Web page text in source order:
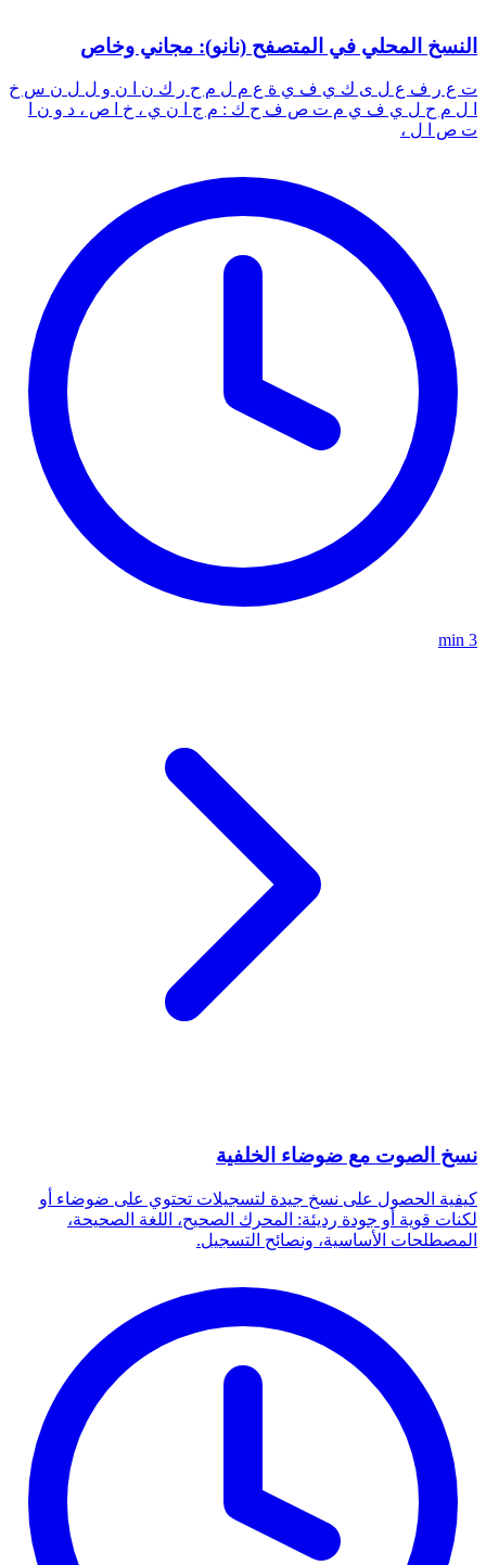
النسخ المحلي في المتصفح (نانو): مجاني وخاص
ت ع ر ف ع ل ى ك ي ف ي ة ع م ل م ح ر ك ن ا ن و ل ل ن س خ
ا ل م ح ل ي ف ي م ت ص ف ح ك : م ج ا ن ي ، خ ا ص ، د و ن ا
ت ص ا ل ،
3 min
نسخ الصوت مع ضوضاء الخلفية
كيفية الحصول على نسخ جيدة لتسجيلات تحتوي على ضوضاء أو
لكنات قوية أو جودة رديئة: المحرك الصحيح، اللغة الصحيحة،
المصطلحات الأساسية، ونصائح التسجيل.